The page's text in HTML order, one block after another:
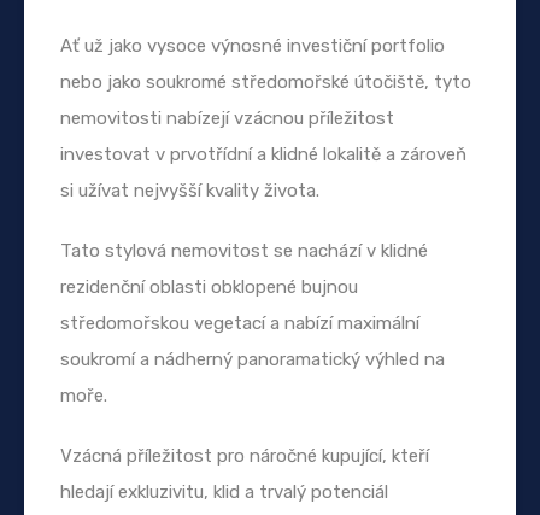
Ať už jako vysoce výnosné investiční portfolio
nebo jako soukromé středomořské útočiště, tyto
nemovitosti nabízejí vzácnou příležitost
investovat v prvotřídní a klidné lokalitě a zároveň
si užívat nejvyšší kvality života.
Tato stylová nemovitost se nachází v klidné
rezidenční oblasti obklopené bujnou
středomořskou vegetací a nabízí maximální
soukromí a nádherný panoramatický výhled na
moře.
Vzácná příležitost pro náročné kupující, kteří
hledají exkluzivitu, klid a trvalý potenciál